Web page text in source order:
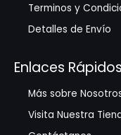
Terminos y
Detalles de Envío
Enlaces Rápidos
Más sobre
Visita Nuestra